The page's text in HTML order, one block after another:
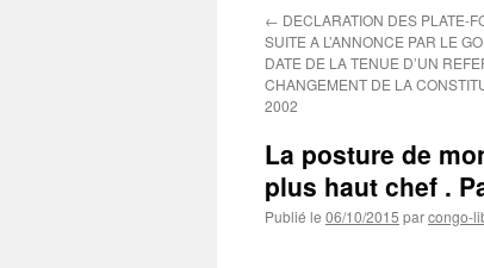
← DECLARATION DES PLATE-
SUITE A L’ANNONCE PAR LE
DATE DE LA TENUE D’UN
CHANGEMENT DE LA
2002
La posture de
plus haut chef .
Publié le 06/10/2015 parcongo-